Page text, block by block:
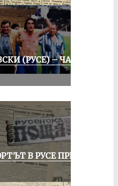
(РУСЕ) – ЧАСТ
В РУСЕ ПРЕЗ